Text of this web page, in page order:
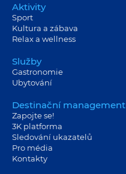
Aktivity
Sport
Kultura a zábava
Relax a wellness
Služby
Gastronomie
Ubytování
Destinační management
Zapojte se!
3K platforma
Sledování ukazatelů
Pro média
Kontakty